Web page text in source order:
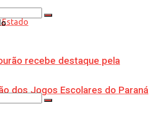
recebe destaque pela
dos Jogos Escolares do Paraná